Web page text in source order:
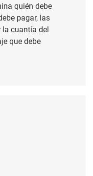
quién debe
pagar, las
la cuantía del
que debe